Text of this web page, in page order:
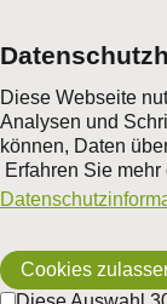
Diese Webseite
Analysen und
können, Daten
Erfahren Sie
Cookies